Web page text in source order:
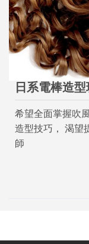
日系電棒造型
希望全面掌握吹
造型技巧， 渴望
師